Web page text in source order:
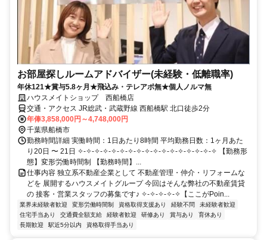
お部屋探しルームアドバイザー(未経験・低離職率)
年休121★賞与5.8ヶ月★飛込み・テレアポ無★個人ノルマ無
ハウスメイトショップ 西船橋店
交通・アクセス JR総武・武蔵野線 西船橋駅 北口徒歩2分
年俸3,858,000円～4,748,000円
千葉県船橋市
勤務時間詳細 実働時間：1日あたり8時間 平均勤務日数：1ヶ月あた
り20日 〜 21日 ✧-✧-✧-✧-✧-✧-✧-✧-✧-✧-✧-✧-✧-✧-✧-✧-✧ 【勤務形
態】変形労働時間制 【勤務時間】...
仕事内容 独立系不動産企業として 不動産管理・仲介・リフォームな
どを 展開するハウスメイトグループ 今回はそんな弊社の不動産賃貸
の 接客・営業スタッフの募集です♪ ✧-✧-✧-✧-✧【ここがPoin...
業界未経験者歓迎 変形労働時間制 資格取得支援あり 経験不問
未経験者歓迎
住宅手当あり
交通費全額支給 経験者歓迎 研修あり 賞与あり
育休あり
長期歓迎
駅近5分以内 資格取得手当あり